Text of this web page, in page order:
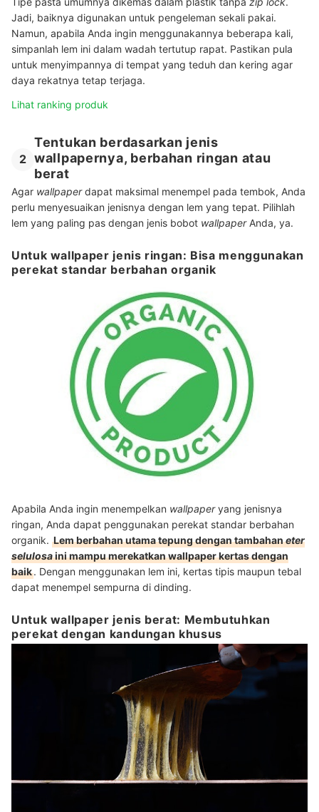
Jadi, baiknya digunakan untuk pengeleman sekali pakai.
Namun, apabila Anda ingin menggunakannya beberapa kali,
simpanlah lem ini dalam wadah tertutup rapat. Pastikan pula
untuk menyimpannya di tempat yang teduh dan kering agar
daya rekatnya tetap terjaga.
Lihat ranking produk
2
Tentukan berdasarkan jenis
wallpapernya, berbahan ringan atau
berat
Agar wallpaperdapat maksimal menempel pada tembok, Anda
perlu menyesuaikan jenisnya dengan lem yang tepat. Pilihlah
lem yang paling pas dengan jenis bobot wallpaperAnda, ya.
Untuk wallpaper jenis ringan: Bisa menggunakan
perekat standar berbahan organik
Apabila Anda ingin menempelkan wallpaperyang jenisnya
ringan, Anda dapat penggunakan perekat standar berbahan
organik. Lem berbahan utama tepung dengan tambahaneter
selulosaini mampu merekatkan wallpaper kertas dengan
baik. Dengan menggunakan lem ini, kertas tipis maupun tebal
dapat menempel sempurna di dinding.
Untuk wallpaper jenis berat: Membutuhkan
perekat dengan kandungan khusus